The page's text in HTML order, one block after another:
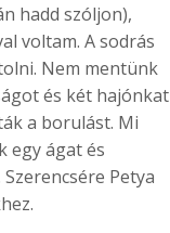
hadd szóljon),
voltam. A sodrás
Nem mentünk
és két hajónkat
a borulást. Mi
egy ágat és
Petya